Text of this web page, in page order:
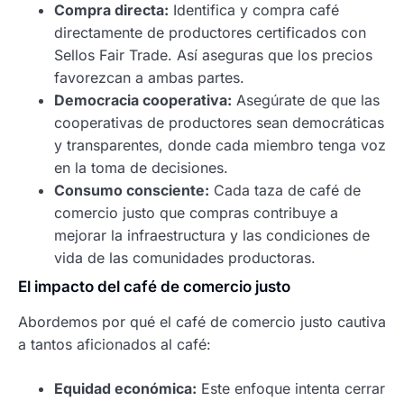
Compra directa: Identifica y compra café
directamente de productores certificados con
Sellos Fair Trade. Así aseguras que los precios
favorezcan a ambas partes.
Democracia cooperativa: Asegúrate de que las
cooperativas de productores sean democráticas
y transparentes, donde cada miembro tenga voz
en la toma de decisiones.
Consumo consciente: Cada taza de café de
comercio justo que compras contribuye a
mejorar la infraestructura y las condiciones de
vida de las comunidades productoras.
El impacto del café de comercio justo
Abordemos por qué el café de comercio justo cautiva
a tantos aficionados al café:
Equidad económica: Este enfoque intenta cerrar